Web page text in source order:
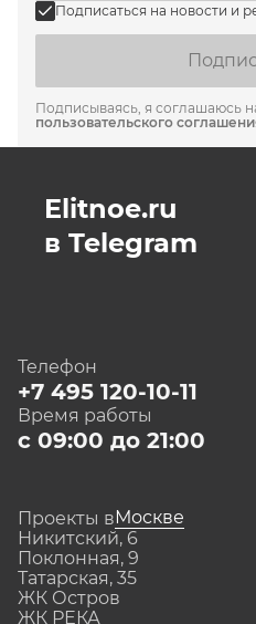
Подписаться на новости и
Подписываясь, я соглашаюсь
пользовательского
Elitnoe.ru
в Telegram
Телефон
+7 495 120-10-11
Время работы
с 09:00 до 21:00
Проекты вМоскве
Никитский, 6
Поклонная, 9
Татарская, 35
ЖК Остров
ЖК РЕКА